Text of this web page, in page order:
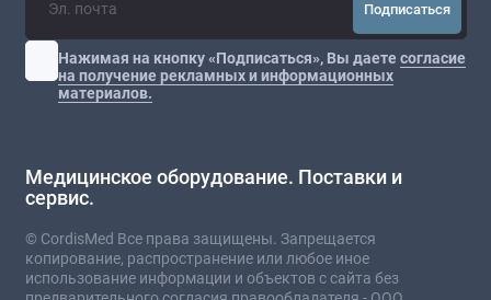
Подписаться
Нажимая на кнопку «Подписаться», Вы даетесогласие
на получение рекламных и информационных
материалов.
Медицинское оборудование. Поставки и
сервис.
© CordisMed Все права защищены. Запрещается
копирование, распространение или любое иное
использование информации и объектов с сайта без